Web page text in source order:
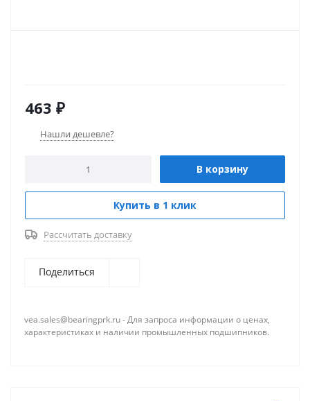
463 ₽
Нашли дешевле?
В корзину
Купить в 1 клик
Рассчитать доставку
Поделиться
vea.sales@bearingprk.ru - Для запроса информации о ценах,
характеристиках и наличии промышленных подшипников.